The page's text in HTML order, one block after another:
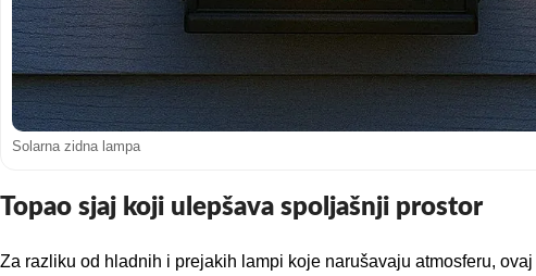
Solarna zidna lampa
Topao sjaj koji ulepšava spoljašnji prostor
Za razliku od hladnih i prejakih lampi koje narušavaju atmosferu,